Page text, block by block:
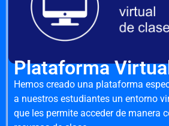
Plataforma
Hemos creado una plataforma
a nuestros estudiantes un entorno
que les permite acceder de manera